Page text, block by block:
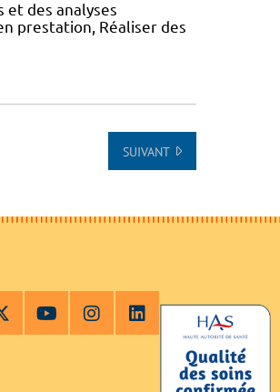
et des analyses
prestation, Réaliser des
SUIVANT